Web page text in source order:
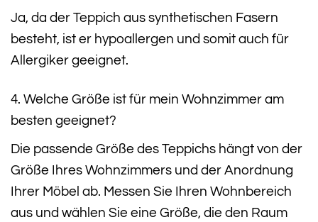
Ja, da der Teppich aus synthetischen Fasern
besteht, ist er hypoallergen und somit auch für
Allergiker geeignet.
4. Welche Größe ist für mein Wohnzimmer am
besten geeignet?
Die passende Größe des Teppichs hängt von der
Größe Ihres Wohnzimmers und der Anordnung
Ihrer Möbel ab. Messen Sie Ihren Wohnbereich
aus und wählen Sie eine Größe, die den Raum